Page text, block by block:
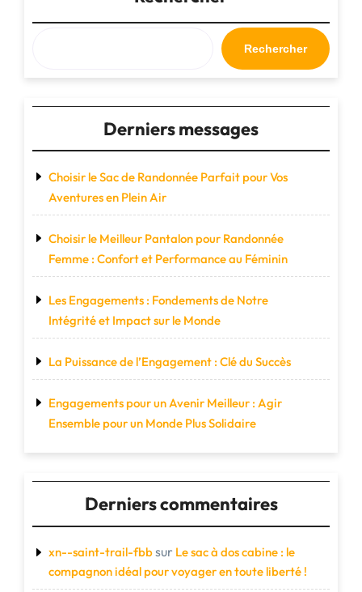
Rechercher
Derniers messages
Choisir le Sac de Randonnée Parfait pour Vos
Aventures en Plein Air
Choisir le Meilleur Pantalon pour Randonnée
Femme : Confort et Performance au Féminin
Les Engagements : Fondements de Notre
Intégrité et Impact sur le Monde
La Puissance de l’Engagement : Clé du Succès
Engagements pour un Avenir Meilleur : Agir
Ensemble pour un Monde Plus Solidaire
Derniers commentaires
xn--saint-trail-fbbsur Le sac à dos cabine : le
compagnon idéal pour voyager en toute liberté !